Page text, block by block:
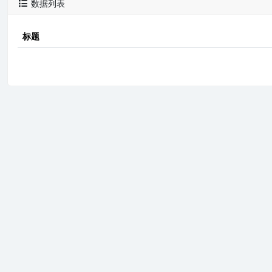
 数据列表
标题